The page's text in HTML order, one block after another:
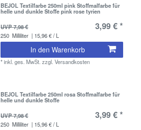
BEJOL Textilfarbe 250ml pink Stoffmalfarbe für
helle und dunkle Stoffe pink rose tyrien
UVP 7,98 €
3,99 € *
250 Milliliter | 15,96 € / L
In den Warenkorb
*inkl. ges. MwSt. zzgl.Versandkosten
BEJOL Textilfarbe 250ml rosa Stoffmalfarbe für
helle und dunkle Stoffe
UVP 7,98 €
3,99 € *
250 Milliliter | 15,96 € / L